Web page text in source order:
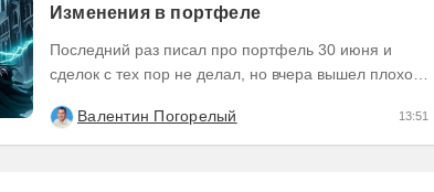
Изменения в портфеле
Последний раз писал про портфель 30 июня и
сделок с тех пор не делал, но вчера вышел плохой
Валентин Погорелый
13:51